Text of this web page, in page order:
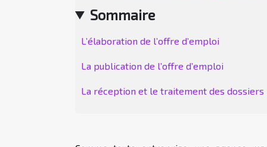
Sommaire
L’élaboration de l’offre d’emploi
La publication de l’offre d’emploi
La réception et le traitement des dossiers